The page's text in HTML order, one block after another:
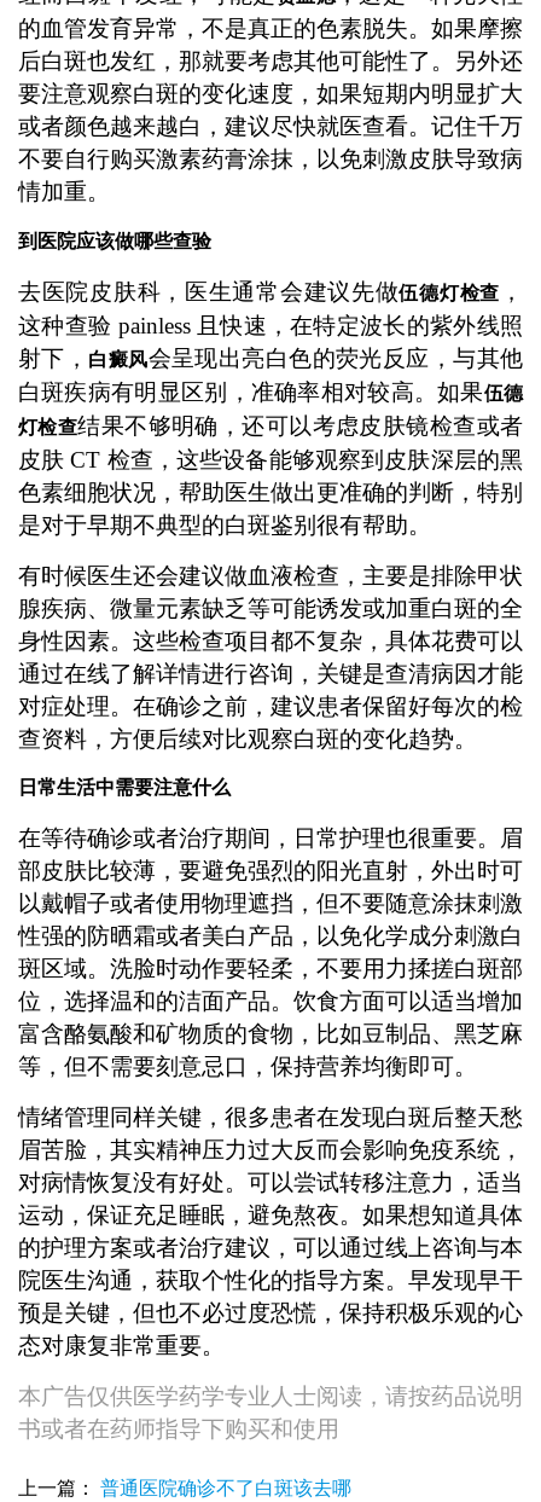
的血管发育异常，不是真正的色素脱失。如果摩擦
后白斑也发红，那就要考虑其他可能性了。另外还
要注意观察白斑的变化速度，如果短期内明显扩大
或者颜色越来越白，建议尽快就医查看。记住千万
不要自行购买激素药膏涂抹，以免刺激皮肤导致病
情加重。
到医院应该做哪些查验
去医院皮肤科，医生通常会建议先做伍德灯检查 ，
这种查验 painless 且快速，在特定波长的紫外线照
射下， 白癜风会呈现出亮白色的荧光反应，与其他
白斑疾病有明显区别，准确率相对较高。如果伍德
灯检查结果不够明确，还可以考虑皮肤镜检查或者
皮肤 CT 检查，这些设备能够观察到皮肤深层的黑
色素细胞状况，帮助医生做出更准确的判断，特别
是对于早期不典型的白斑鉴别很有帮助。
有时候医生还会建议做血液检查，主要是排除甲状
腺疾病、微量元素缺乏等可能诱发或加重白斑的全
身性因素。这些检查项目都不复杂，具体花费可以
通过在线了解详情进行咨询，关键是查清病因才能
对症处理。在确诊之前，建议患者保留好每次的检
查资料，方便后续对比观察白斑的变化趋势。
日常生活中需要注意什么
在等待确诊或者治疗期间，日常护理也很重要。眉
部皮肤比较薄，要避免强烈的阳光直射，外出时可
以戴帽子或者使用物理遮挡，但不要随意涂抹刺激
性强的防晒霜或者美白产品，以免化学成分刺激白
斑区域。洗脸时动作要轻柔，不要用力揉搓白斑部
位，选择温和的洁面产品。饮食方面可以适当增加
富含酪氨酸和矿物质的食物，比如豆制品、黑芝麻
等，但不需要刻意忌口，保持营养均衡即可。
情绪管理同样关键，很多患者在发现白斑后整天愁
眉苦脸，其实精神压力过大反而会影响免疫系统，
对病情恢复没有好处。可以尝试转移注意力，适当
运动，保证充足睡眠，避免熬夜。如果想知道具体
的护理方案或者治疗建议，可以通过线上咨询与本
院医生沟通，获取个性化的指导方案。早发现早干
预是关键，但也不必过度恐慌，保持积极乐观的心
态对康复非常重要。
本广告仅供医学药学专业人士阅读，请按药品说明
书或者在药师指导下购买和使用
上一篇： 普通医院确诊不了白斑该去哪